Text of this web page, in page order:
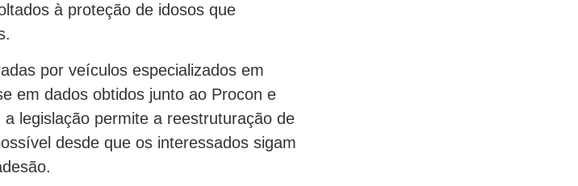
à proteção de idosos que
por veículos especializados em
em dados obtidos junto ao Procon e
legislação permite a reestruturação de
desde que os interessados sigam